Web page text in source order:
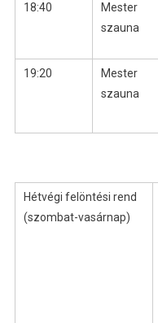
18:40
Mester
szauna
19:20
Mester
szauna
Hétvégi felöntési rend
(szombat-vasárnap)